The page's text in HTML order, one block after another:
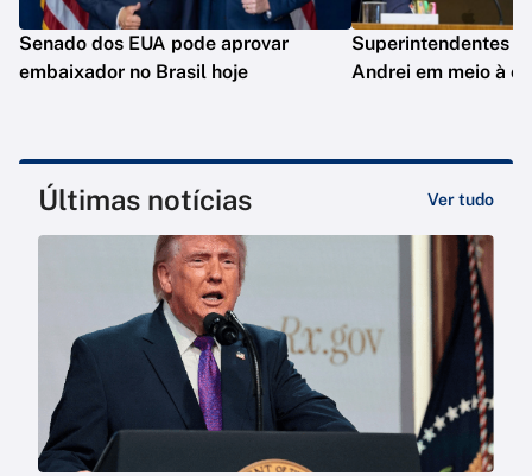
Senado dos EUA pode aprovar
embaixador no Brasil hoje
Superintendentes
Andrei em meio à
Últimas notícias Ver tudo